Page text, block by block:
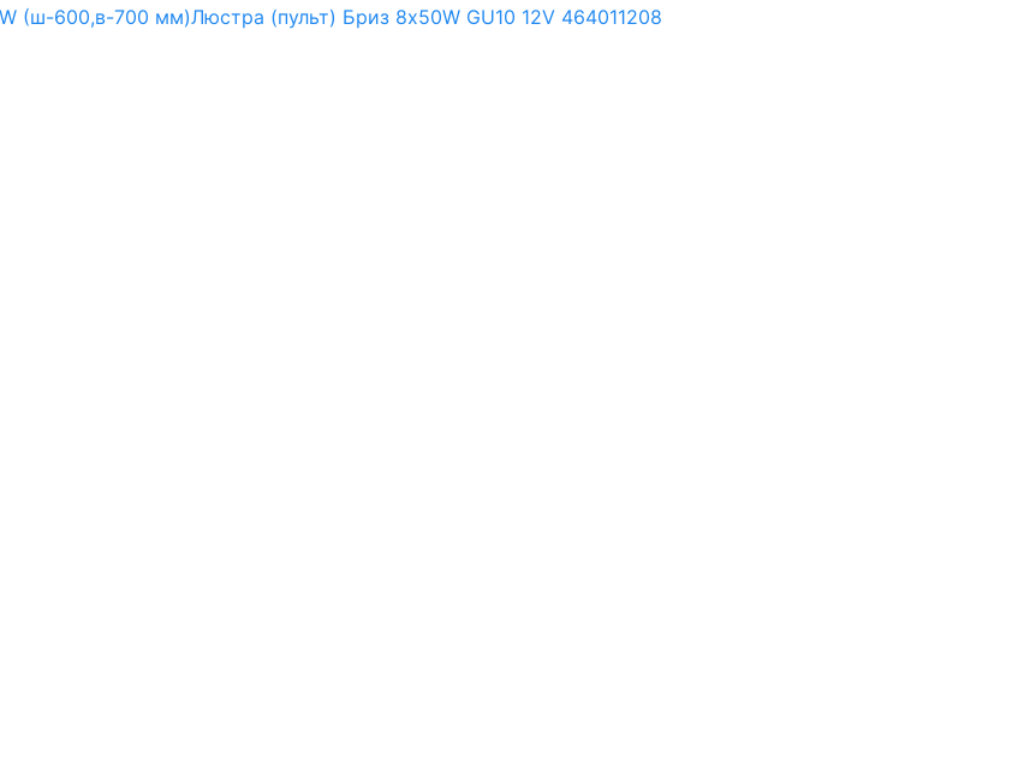
(ш-600,в-700 мм)Люстра (пульт) Бриз 8х50W GU10 12V 464011208